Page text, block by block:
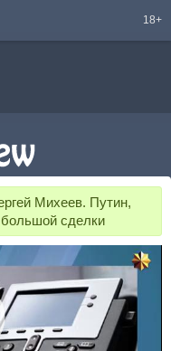
18+
Михеев. Путин,
большой сделки